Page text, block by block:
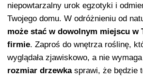
niepowtarzalny urok egzotyki i
Twojego domu. W odróżnieniu od
może stać w dowolnym miejscu w
firmie. Zaproś do wnętrza roślinę,
wyglądała zjawiskowo, a nie
rozmiar drzewkasprawi, że będzie